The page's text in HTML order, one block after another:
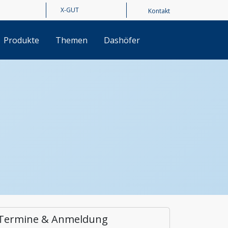
Kontakt
Produkte Themen Dashöfer
& Anmeldung